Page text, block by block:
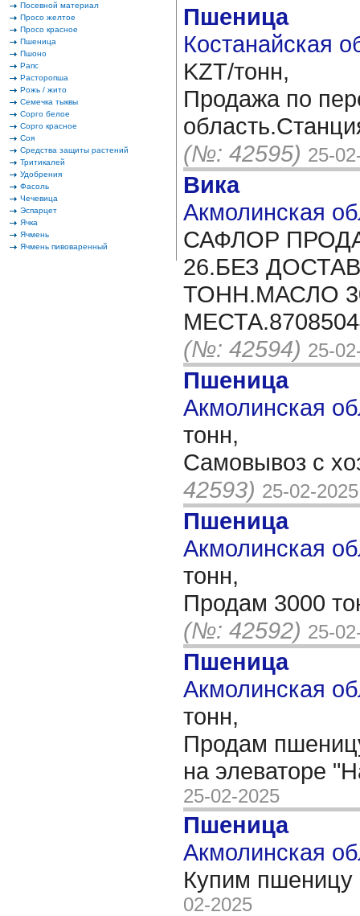
Посевной материал
Просо желтое
Просо красное
Пшеница
Пшоно
Рапс
Расторопша
Рожь / жито
Семечка тыквы
Сорго белое
Сорго красное
Соя
Средства защиты растений
Тритикалей
Удобрения
Фасоль
Чечевица
Эспарцет
Ячка
Ячмень
Ячмень пивоваренный
Пшеница
Костанайская
KZT/тонн,
Продажа по
(№: 42595) 25-
Вика
Акмолинская
САФЛОР
26.БЕЗ
ТОНН.МАСЛО
(№: 42594) 25-
Пшеница
Акмолинская
тонн,
Самовывоз с
42593) 25-02-2025
Пшеница
Акмолинская
тонн,
Продам 3000
(№: 42592) 25-
Пшеница
Акмолинская
тонн,
Продам
на элеваторе
25-02-2025
Пшеница
Акмолинская
Купим пшеницу
02-2025